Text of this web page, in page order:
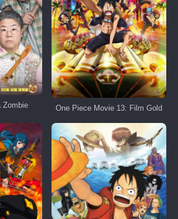
Zombie One Piece Movie 13: Film Gold